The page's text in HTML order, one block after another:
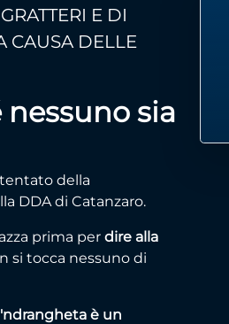
E DI
CAUSA DELLE
sia
della
DDA di Catanzaro.
prima per dire alla
si tocca nessuno di
è un